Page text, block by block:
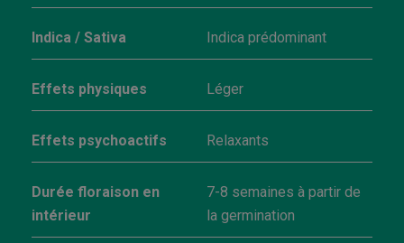
Indica / Sativa Indica prédominant
Effets physiques Léger
Effets psychoactifs Relaxants
Durée floraison en
intérieur
7-8 semaines à partir de
la germination